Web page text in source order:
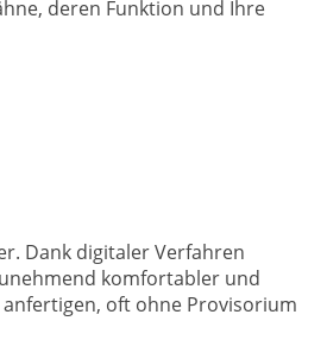
deren Funktion und Ihre
Dank digitaler Verfahren
komfortabler und
oft ohne Provisorium